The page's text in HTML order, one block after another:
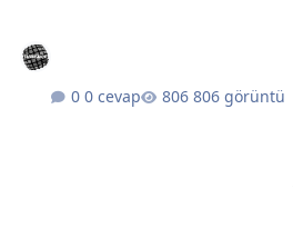
0 cevap 806 görüntü